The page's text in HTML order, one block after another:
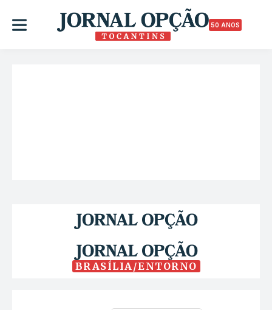
50 ANOS
BRASÍLIA/ENTORNO